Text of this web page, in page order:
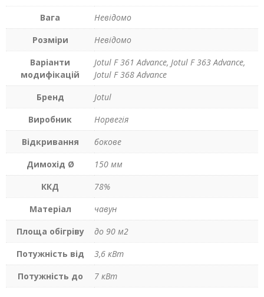
Вага
Невідомо
Розміри
Невідомо
Варіанти
модифікацій
Jotul F 361 Advance, Jotul F 363 Advance,
Jotul F 368 Advance
Бренд
Jotul
Виробник
Норвегія
Відкривання
бокове
Димохід Ø
150 мм
ККД
78%
Матеріал
чавун
Площа обігріву
до 90 м2
Потужність від
3,6 кВт
Потужність до
7 кВт